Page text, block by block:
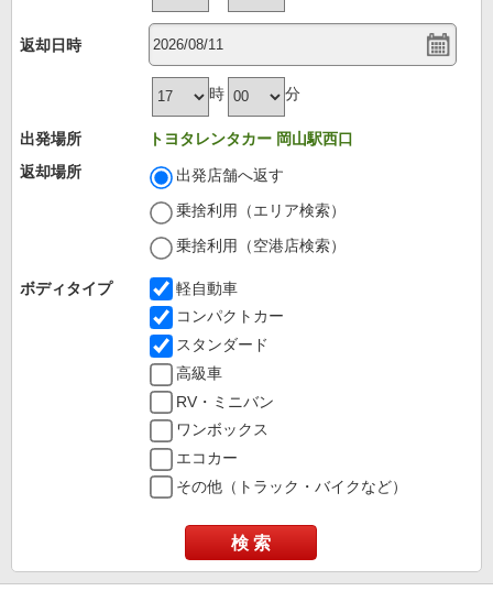
返却日時
時 分
出発場所
トヨタレンタカー 岡山駅西口
返却場所
出発店舗へ返す
乗捨利用（エリア検索）
乗捨利用（空港店検索）
ボディタイプ
軽自動車
コンパクトカー
スタンダード
高級車
RV・ミニバン
ワンボックス
エコカー
その他（トラック・バイクなど）
検 索